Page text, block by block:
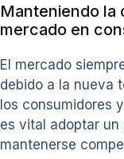
Manteniendo la
mercado en
El mercado
debido a la nueva
los consumidores
es vital adoptar
mantenerse